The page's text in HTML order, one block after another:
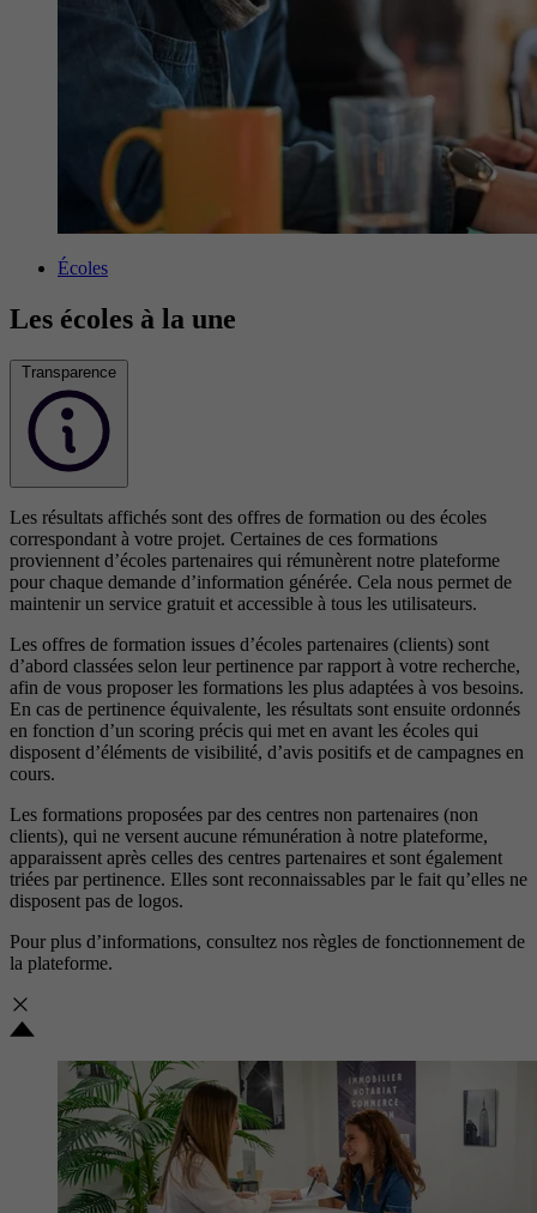
Écoles
Les écoles à la une
Transparence
Les résultats affichés sont des offres de formation ou des écoles
correspondant à votre projet. Certaines de ces formations
proviennent d’écoles partenaires qui rémunèrent notre plateforme
pour chaque demande d’information générée. Cela nous permet de
maintenir un service gratuit et accessible à tous les utilisateurs.
Les offres de formation issues d’écoles partenaires (clients) sont
d’abord classées selon leur pertinence par rapport à votre recherche,
afin de vous proposer les formations les plus adaptées à vos besoins.
En cas de pertinence équivalente, les résultats sont ensuite ordonnés
en fonction d’un scoring précis qui met en avant les écoles qui
disposent d’éléments de visibilité, d’avis positifs et de campagnes en
cours.
Les formations proposées par des centres non partenaires (non
clients), qui ne versent aucune rémunération à notre plateforme,
apparaissent après celles des centres partenaires et sont également
triées par pertinence. Elles sont reconnaissables par le fait qu’elles ne
disposent pas de logos.
Pour plus d’informations, consultez nos règles de fonctionnement de
la plateforme.